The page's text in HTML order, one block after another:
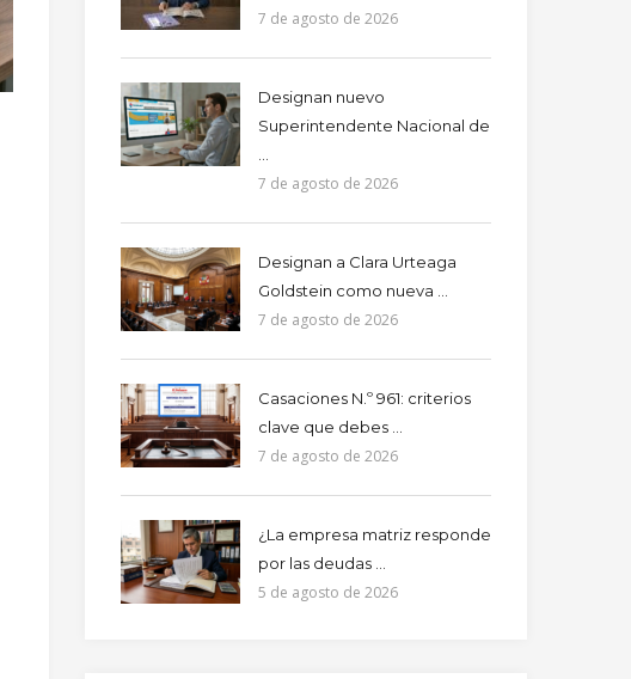
7 de agosto de 2026
Designan nuevo
Superintendente Nacional de
7 de agosto de 2026
Designan a Clara Urteaga
Goldstein como nueva ...
7 de agosto de 2026
Casaciones N.º 961: criterios
clave que debes ...
7 de agosto de 2026
¿La empresa matriz responde
por las deudas ...
5 de agosto de 2026